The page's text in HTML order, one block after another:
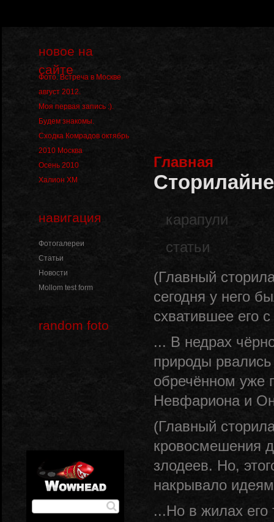
новое на
сайте
Фото. Встреча в Москве
август 2012.
Моя первая запись :).
Будем знакомы.
Сходка Комрадов октябрь
2010 Москва
Осень 2010
Халион ХМ
навигация
Фотогалереи
Статьи
Новости
Mollom test form
random foto
Главная
карапули
статьи
(Главный
сегодня у него
схватившее его
... В недрах
природы
обречённом уже
Невфариона и
(Главный
кровосмешения
злодеев. Но,
накрывало
...Но в жилах его